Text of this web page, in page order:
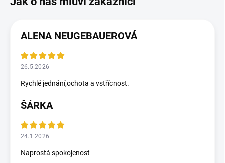
ALENA NEUGEBAUEROVÁ
26.5.2026
Rychlé jednání,ochota a vstřícnost.
ŠÁRKA
24.1.2026
Naprostá spokojenost